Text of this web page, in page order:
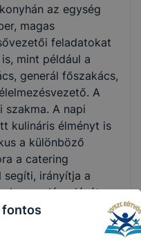
az egység
magas
feladatokat
mint például a
generál főszakács,
A
szakma. A napi
kulináris élményt is
a különböző
a catering
segíti, irányítja a
megelégedését
akik
fontos